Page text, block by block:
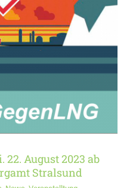
– Di. 22.
14:00 Uhr
Stralsund
22. August 2023 ab
Stralsund